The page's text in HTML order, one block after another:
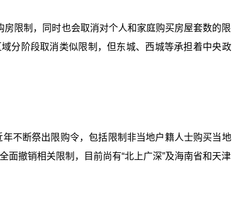
限制，同时也会取消对个人和家庭购买房屋套数的限
分阶段取消类似限制，但东城、西城等承担着中央政
不断祭出限购令，包括限制非当地户籍人士购买当地
撤销相关限制，目前尚有“北上广深”及海南省和天津